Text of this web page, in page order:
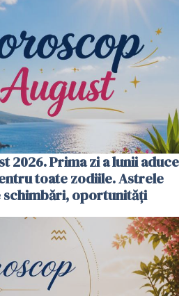
2026. Prima zi a lunii aduce
toate zodiile. Astrele
schimbări, oportunități